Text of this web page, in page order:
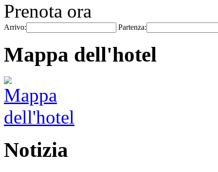
Prenota ora
Arrivo: Partenza:
Mappa dell'hotel
Notizia